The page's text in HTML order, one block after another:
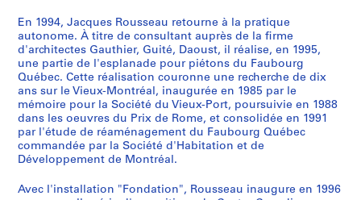
V
i
e
u
x
-
P
o
r
d
c
h
i
f
ê
t
e
-
P
o
n
t
r
é
a
l
,
1
9
4
u
-
É
d
i
f
i
c
e
b
y
"
,
1
9
8
7
AP066.S3.D5
p
i
c
A
r
c
h
e
s
1
e
z
i
a
"
,
1
9
9
AP066.S3.D7
s
-
C
a
r
t
i
e
r
1
"
,
1
9
9
1
AP066.S3.D9
9
2
AP066.S3.D10
s
a
i
r
e
d
e
M
o
t
l
'
U
n
i
v
e
r
s
t
-
U
n
e
p
e
t
i
t
m
L
a
c
h
i
n
e
,
1
8
E
x
p
o
s
i
t
i
o
s
En 1994, Jacques Rousseau retourne à la pratique
autonome. À titre de consultant auprès de la firme
d'architectes Gauthier, Guité, Daoust, il réalise, en 1995,
une partie de l'esplanade pour piétons du Faubourg
Québec. Cette réalisation couronne une recherche de dix
ans sur le Vieux-Montréal, inaugurée en 1985 par le
mémoire pour la Société du Vieux-Port, poursuivie en 1988
dans les oeuvres du Prix de Rome, et consolidée en 1991
par l'étude de réaménagement du Faubourg Québec
commandée par la Société d'Habitation et de
Développement de Montréal.
Avec l'installation "Fondation", Rousseau inaugure en 1996